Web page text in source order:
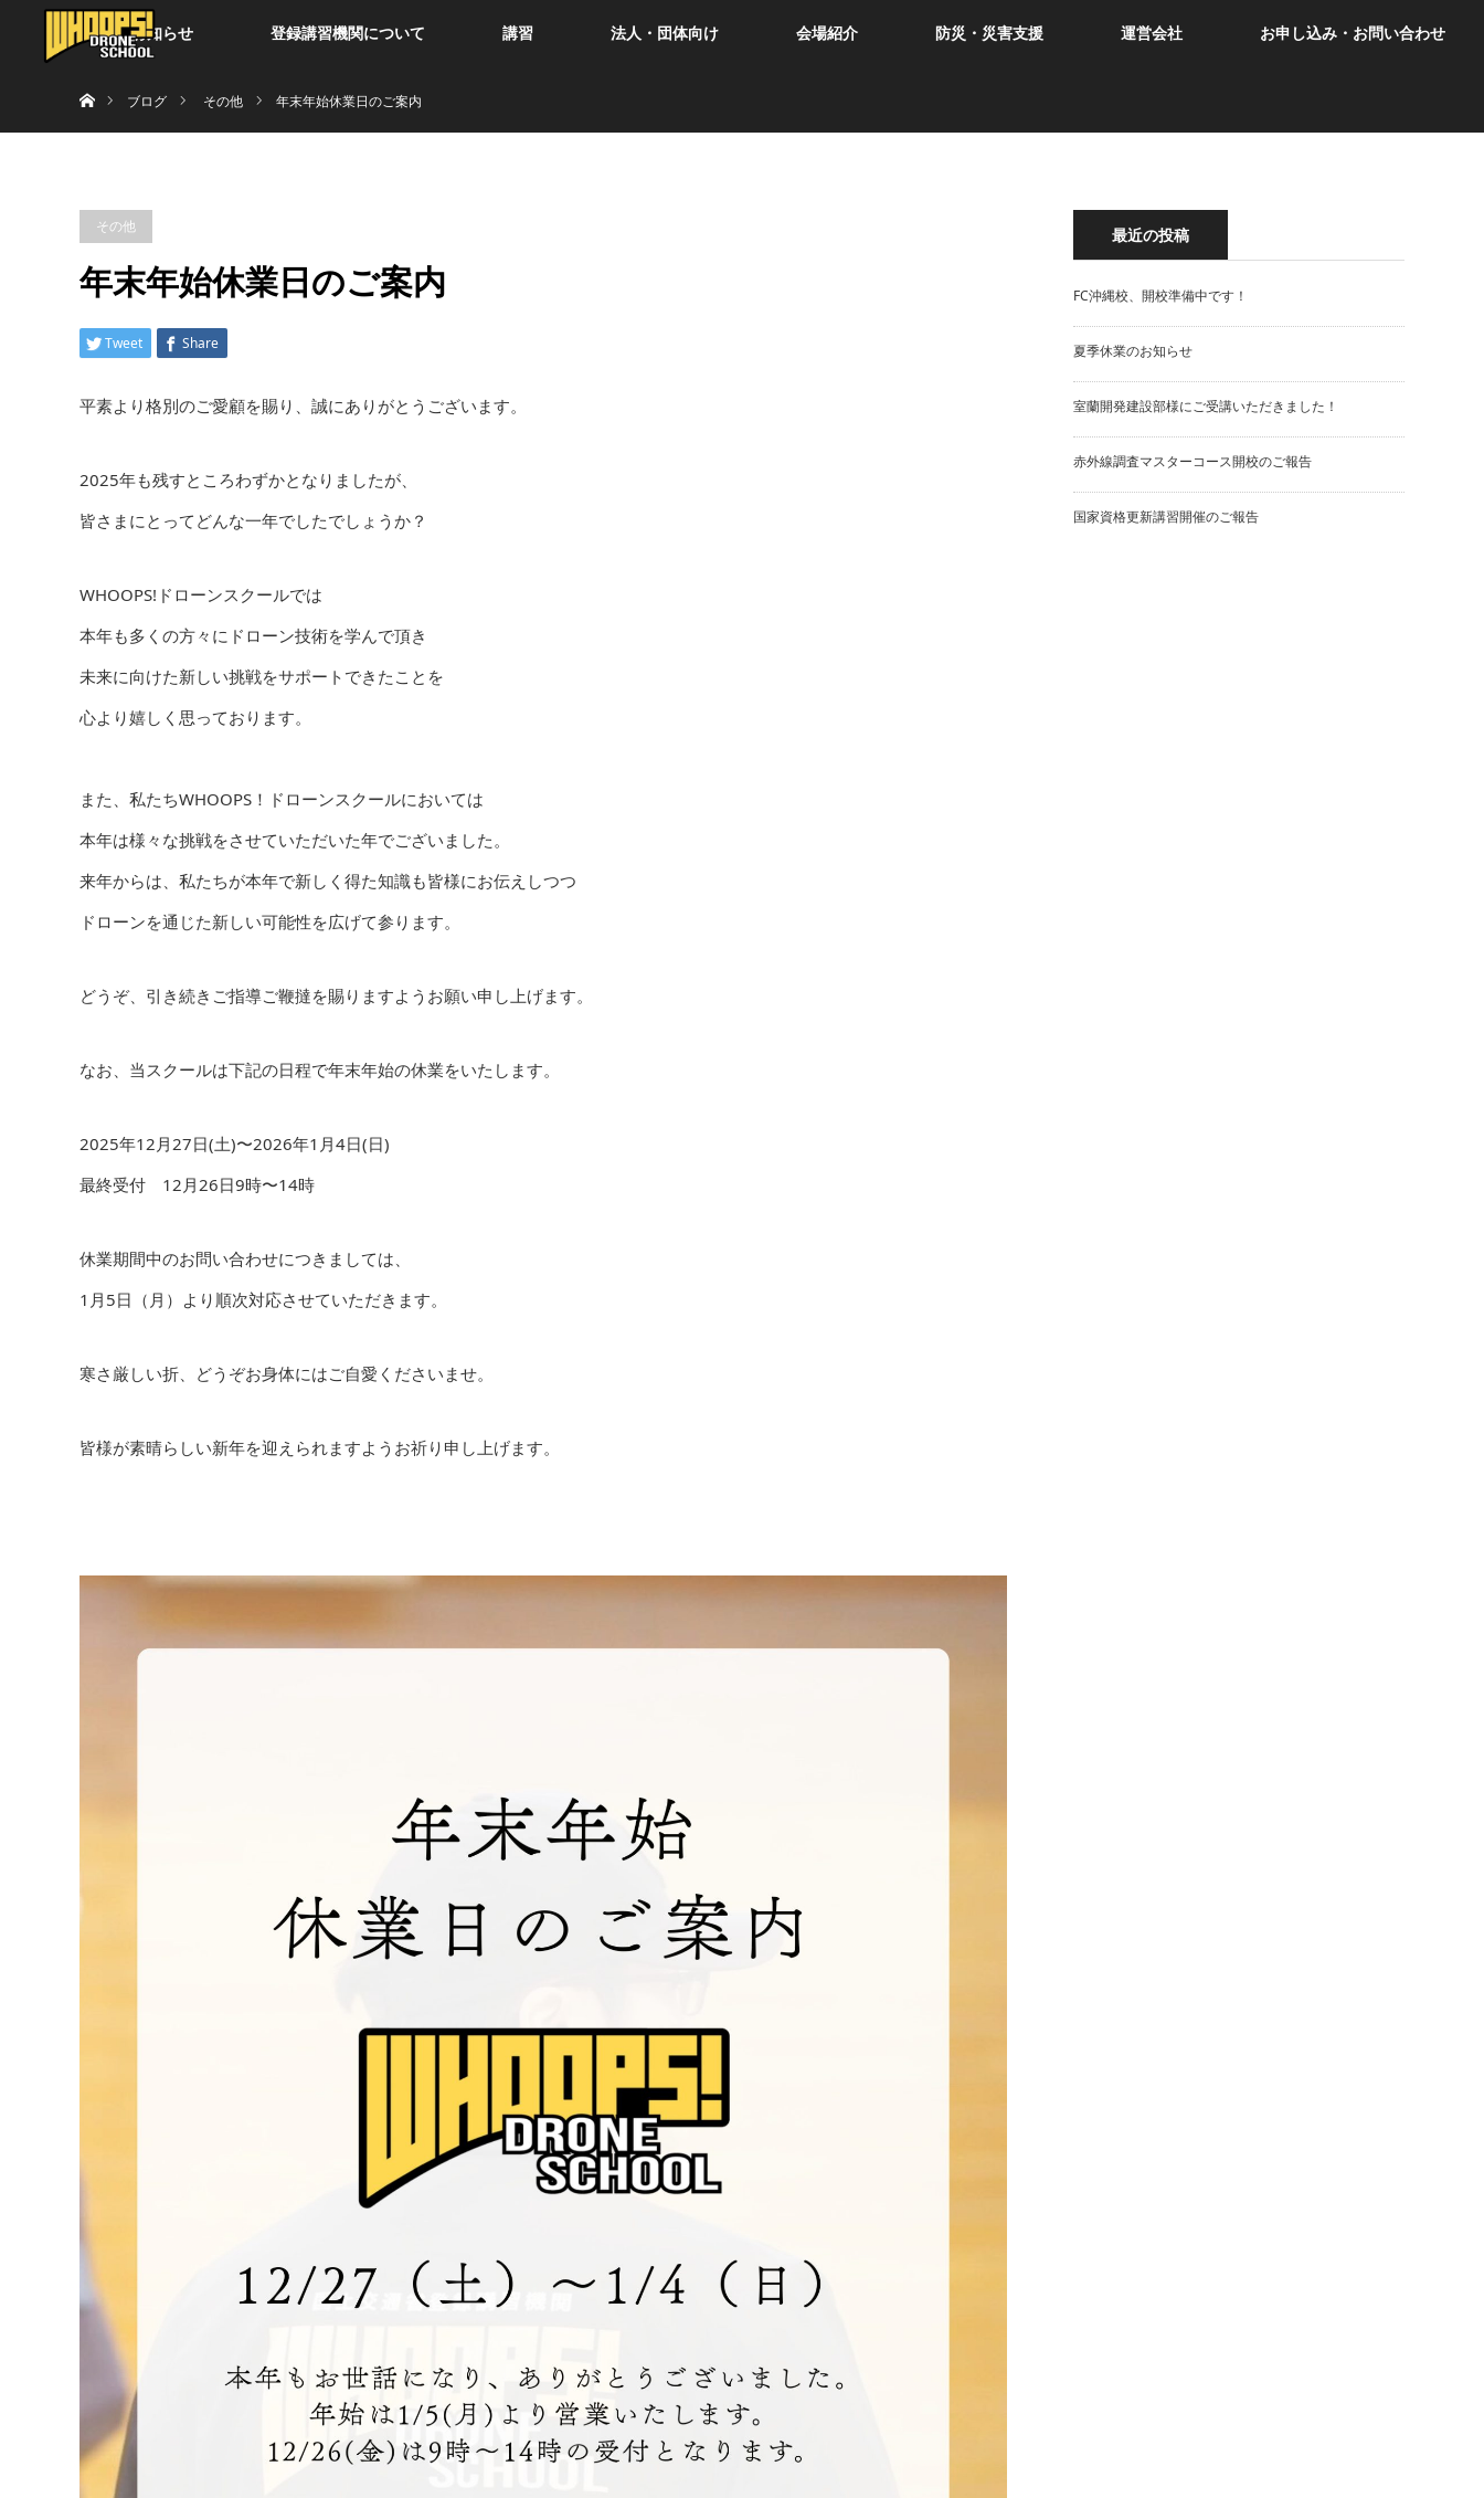
お知らせ 登録講習機関について 講習 法人・団体向け 会場紹介 防災・災害支援 運営会社 お申し込み・お問い合わせ
ブログ
その他 年末年始休業日のご案内
その他
年末年始休業日のご案内
Tweet Share
平素より格別のご愛顧を賜り、誠にありがとうございます。
2025年も残すところわずかとなりましたが、
皆さまにとってどんな一年でしたでしょうか？
WHOOPS!ドローンスクールでは
本年も多くの方々にドローン技術を学んで頂き
未来に向けた新しい挑戦をサポートできたことを
心より嬉しく思っております。
また、私たちWHOOPS！ドローンスクールにおいては
本年は様々な挑戦をさせていただいた年でございました。
来年からは、私たちが本年で新しく得た知識も皆様にお伝えしつつ
ドローンを通じた新しい可能性を広げて参ります。
どうぞ、引き続きご指導ご鞭撻を賜りますようお願い申し上げます。
なお、当スクールは下記の日程で年末年始の休業をいたします。
2025年12月27日(土)〜2026年1月4日(日)
最終受付 12月26日9時〜14時
休業期間中のお問い合わせにつきましては、
1月5日（月）より順次対応させていただきます。
寒さ厳しい折、どうぞお身体にはご自愛くださいませ。
皆様が素晴らしい新年を迎えられますようお祈り申し上げます。
最近の投稿
FC沖縄校、開校準備中です！
夏季休業のお知らせ
室蘭開発建設部様にご受講いただきました！
赤外線調査マスターコース開校のご報告
国家資格更新講習開催のご報告